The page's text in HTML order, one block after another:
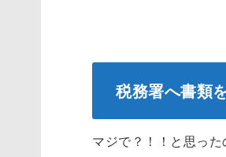
税務署へ書類
マジで？！！と思った